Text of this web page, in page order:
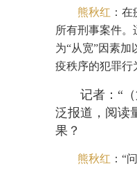
熊秋红 ：
所有刑事案件
为“从宽”因素
疫秩序的犯罪行
记者：“
泛报道，阅读
果？
熊秋红 ：“